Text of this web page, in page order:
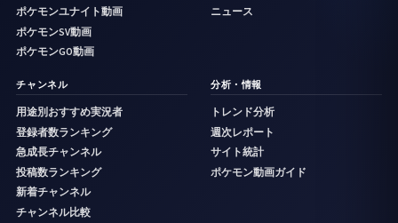
ポケモンユナイト動画
ポケモンSV動画
ポケモンGO動画
ニュース
チャンネル
用途別おすすめ実況者
登録者数ランキング
急成長チャンネル
投稿数ランキング
新着チャンネル
チャンネル比較
分析・情報
トレンド分析
週次レポート
サイト統計
ポケモン動画ガイド